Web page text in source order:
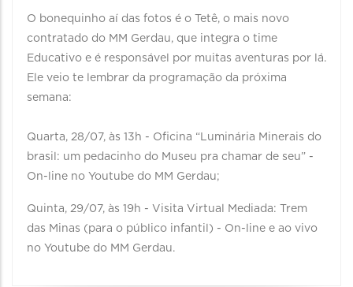
O bonequinho aí das fotos é o Tetê, o mais novo
contratado do MM Gerdau, que integra o time
Educativo e é responsável por muitas aventuras por lá.
Ele veio te lembrar da programação da próxima
semana:⁣
Quarta, 28/07, às 13h - Oficina “Luminária Minerais do
brasil: um pedacinho do Museu pra chamar de seu” -
On-line no Youtube do MM Gerdau;⁣
Quinta, 29/07, às 19h - Visita Virtual Mediada: Trem
das Minas (para o público infantil) - On-line e ao vivo
no Youtube do MM Gerdau.